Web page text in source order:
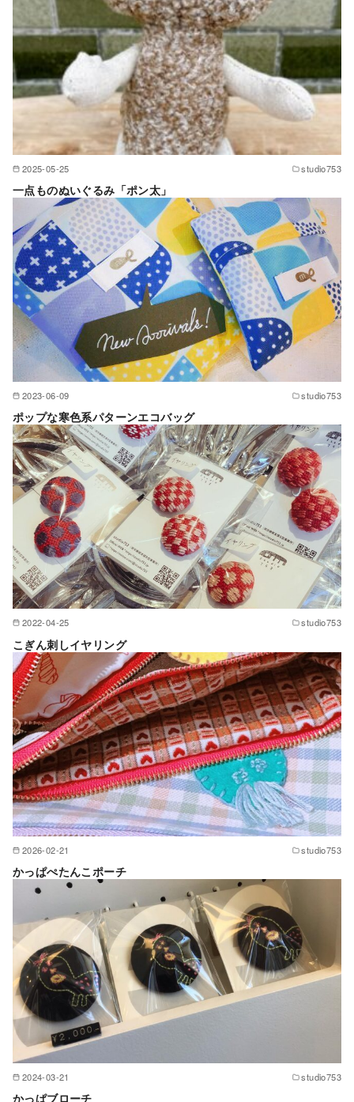
2025-05-25 studio753
一点ものぬいぐるみ「ポン太」
2023-06-09 studio753
ポップな寒色系パターンエコバッグ
2022-04-25 studio753
こぎん刺しイヤリング
2026-02-21 studio753
かっぱぺたんこポーチ
2024-03-21 studio753
かっぱブローチ